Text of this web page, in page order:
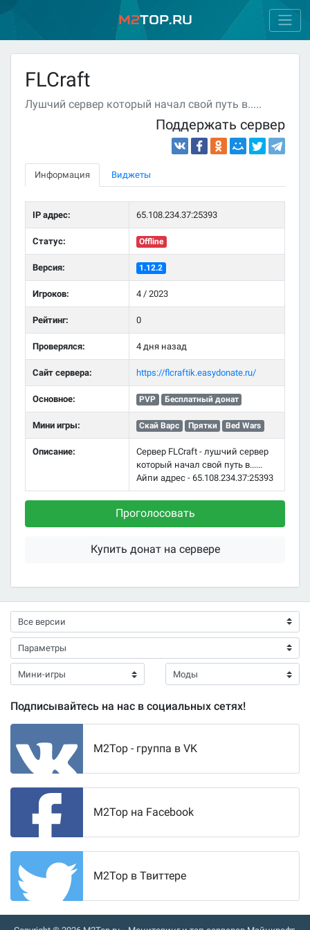
M2Top.ru
FLCraft
Лушчий сервер который начал свой путь в.....
Поддержать сервер
Информация Виджеты
IP адрес: 65.108.234.37:25393
Статус: Offline
Версия: 1.12.2
Игроков: 4 / 2023
Рейтинг: 0
Проверялся: 4 дня назад
Сайт сервера: https://flcraftik.easydonate.ru/
Основное: PVP Бесплатный донат
Мини игры: Скай Варс Прятки Bed Wars
Описание:
Сервер FLCraft - лушчий сервер
который начал свой путь в......
Айпи адрес - 65.108.234.37:25393
Проголосовать
Купить донат на сервере
Подписывайтесь на нас в социальных сетях!
M2Top - группа в VK
M2Top на Facebook
M2Top в Твиттере